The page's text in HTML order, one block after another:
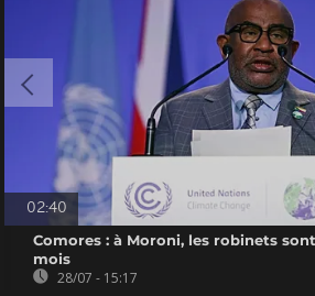
02:40
Comores : à Moroni, les robinets
mois
28/07 - 15:17